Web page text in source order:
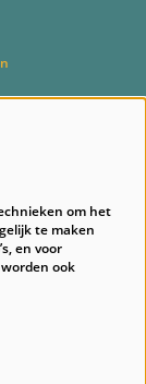
om het
te maken
en voor
ook